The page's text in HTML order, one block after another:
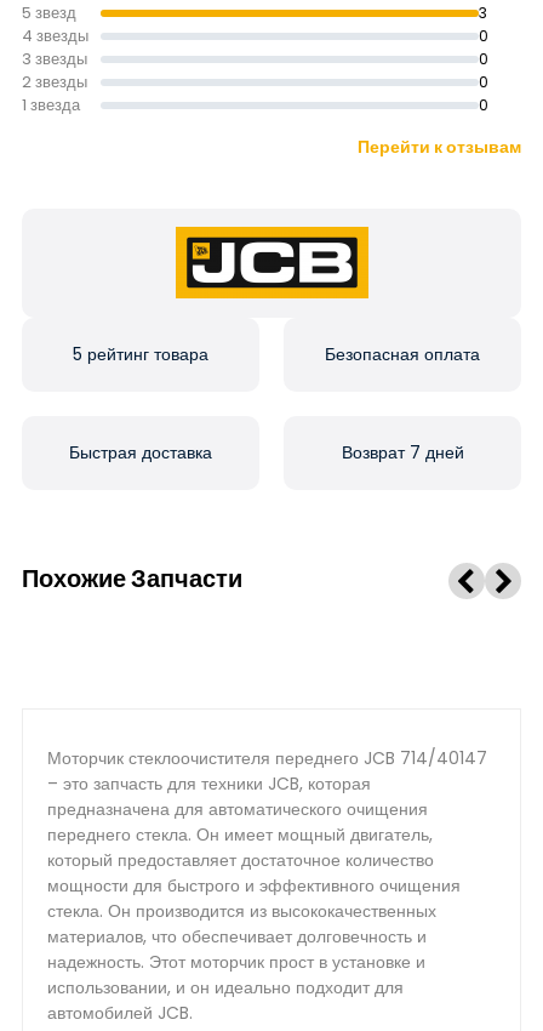
5 звезд 3
4 звезды 0
3 звезды 0
2 звезды 0
1 звезда 0
Перейти к отзывам
5 рейтинг товара Безопасная оплата
Быстрая доставка Возврат 7 дней
Похожие Запчасти
Моторчик стеклоочистителя переднего JCB 714/40147
– это запчасть для техники JCB, которая
предназначена для автоматического очищения
переднего стекла. Он имеет мощный двигатель,
который предоставляет достаточное количество
мощности для быстрого и эффективного очищения
стекла. Он производится из высококачественных
материалов, что обеспечивает долговечность и
надежность. Этот моторчик прост в установке и
использовании, и он идеально подходит для
автомобилей JCB.